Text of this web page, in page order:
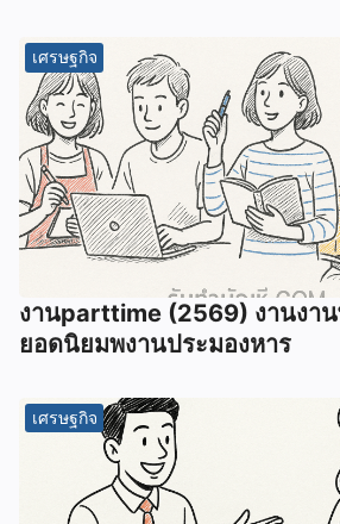
เศรษฐกิจ
งานparttime (2569) งานงา
ยอดนิยมพงานประมองหาร
เศรษฐกิจ